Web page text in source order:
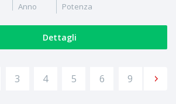
Anno
Potenza
Dettagli
3 4 5 6 9